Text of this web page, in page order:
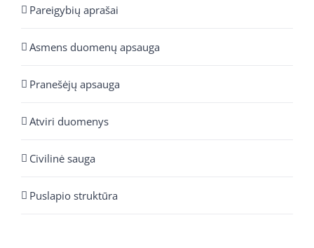
Pareigybių aprašai
Asmens duomenų apsauga
Pranešėjų apsauga
Atviri duomenys
Civilinė sauga
Puslapio struktūra